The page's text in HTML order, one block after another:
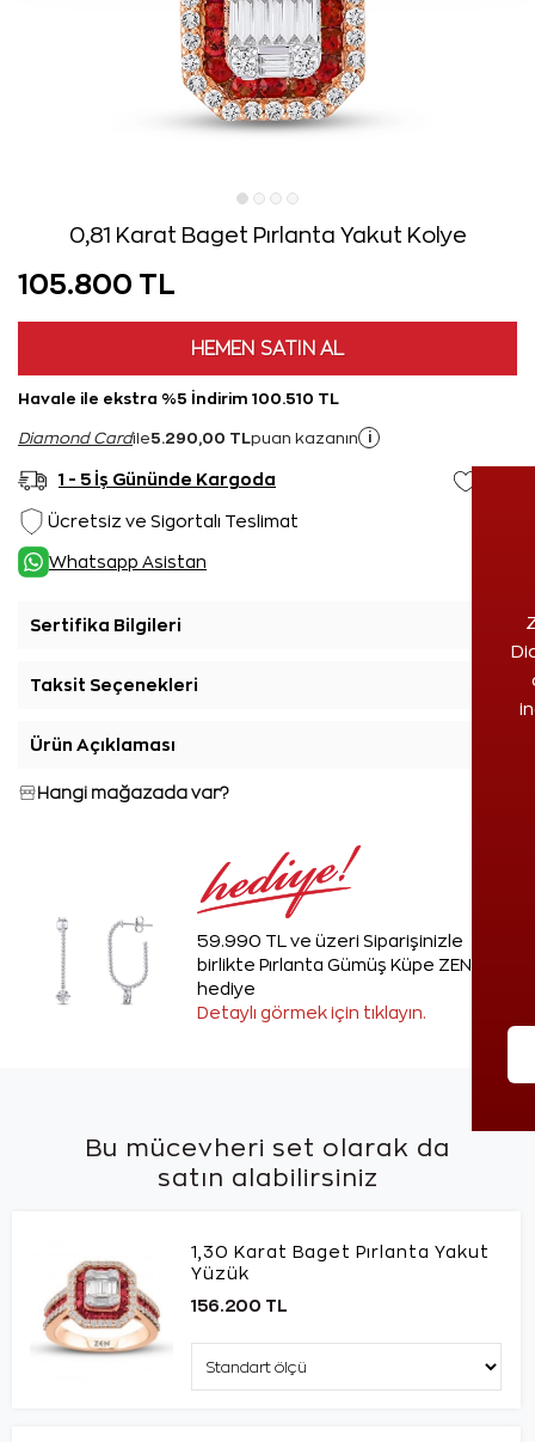
0,81 Karat Baget Pırlanta Yakut Kolye
105.800 TL
HEMEN SATIN AL
Havale ile ekstra %5 İndirim 100.510 TL
Diamond Cardile5.290,00 TL puan kazanın i
1 - 5 İş Gününde Kargoda
Ücretsiz ve Sigortalı Teslimat
Whatsapp Asistan
Sertifika Bilgileri
Taksit Seçenekleri
Ürün Açıklaması
Hangi mağazada var?
59.990 TL ve üzeri Siparişinizle
birlikte Pırlanta Gümüş Küpe ZEN'den
hediye
Detaylı görmek için tıklayın.
Bu mücevheri set olarak da
satın alabilirsiniz
1,30 Karat Baget Pırlanta Yakut
Yüzük
156.200 TL